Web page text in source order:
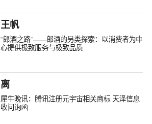
王帆
“郎酒之路”——郎酒的另类探索：以消费者为中
心提供极致服务与极致品质
离
犀牛晚讯：腾讯注册元宇宙相关商标 天泽信息
收问询函